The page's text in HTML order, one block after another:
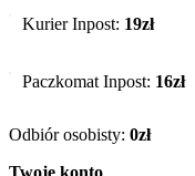
Kurier Inpost: 19zł
Paczkomat Inpost: 16zł
Odbiór osobisty: 0zł
Twoje konto